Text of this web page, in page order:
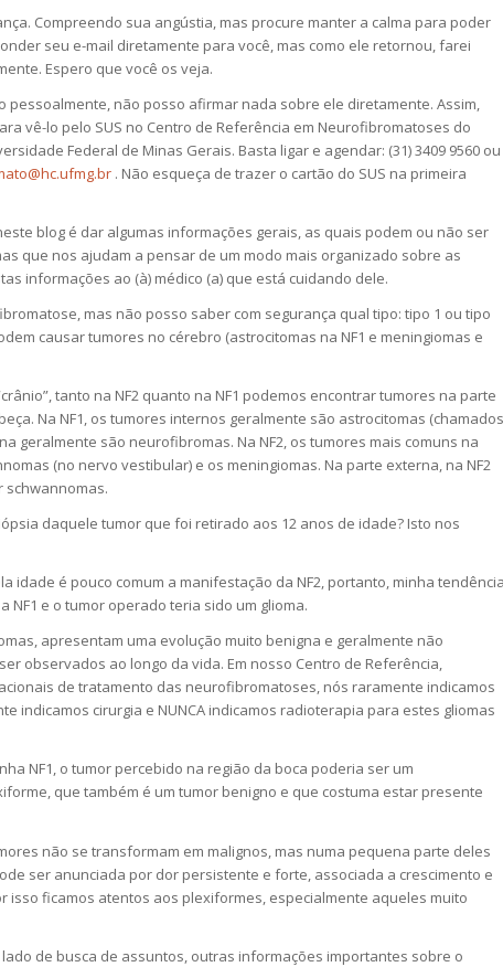
Compreendo sua angústia, mas procure manter a calma para poder
seu e-mail diretamente para você, mas como ele retornou, farei
Espero que você os veja.
pessoalmente, não posso afirmar nada sobre ele diretamente. Assim,
vê-lo pelo SUS no Centro de Referência em Neurofibromatoses do
Federal de Minas Gerais. Basta ligar e agendar: (31) 3409 9560 ou
. Não esqueça de trazer o cartão do SUS na primeira
blog é dar algumas informações gerais, as quais podem ou não ser
que nos ajudam a pensar de um modo mais organizado sobre as
informações ao (à) médico (a) que está cuidando dele.
mas não posso saber com segurança qual tipo: tipo 1 ou tipo
causar tumores no cérebro (astrocitomas na NF1 e meningiomas e
tanto na NF2 quanto na NF1 podemos encontrar tumores na parte
Na NF1, os tumores internos geralmente são astrocitomas (chamados
geralmente são neurofibromas. Na NF2, os tumores mais comuns na
(no nervo vestibular) e os meningiomas. Na parte externa, na NF2
schwannomas.
daquele tumor que foi retirado aos 12 anos de idade? Isto nos
idade é pouco comum a manifestação da NF2, portanto, minha tendência
NF1 e o tumor operado teria sido um glioma.
apresentam uma evolução muito benigna e geralmente não
observados ao longo da vida. Em nosso Centro de Referência,
de tratamento das neurofibromatoses, nós raramente indicamos
indicamos cirurgia e NUNCA indicamos radioterapia para estes gliomas
NF1, o tumor percebido na região da boca poderia ser um
que também é um tumor benigno e que costuma estar presente
não se transformam em malignos, mas numa pequena parte deles
ser anunciada por dor persistente e forte, associada a crescimento e
isso ficamos atentos aos plexiformes, especialmente aqueles muito
de busca de assuntos, outras informações importantes sobre o